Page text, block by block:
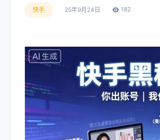
快手 25年9月24日 182